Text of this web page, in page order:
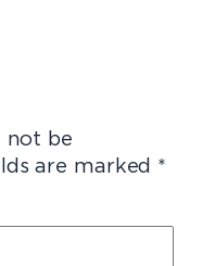
not be
are marked *